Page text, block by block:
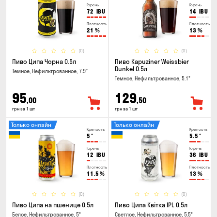
Горечь
72 IBU
Плотность
21 %
(0)
Пиво Ципа Чорна 0.5л
Темное, Нефильтрованное, 7.9°
95,00
грн за 1 шт
Горечь
14 IBU
Плотность
13 %
(0)
Пиво Kapuziner Weissbier
Dunkel 0.5л
Темное, Нефильтрованное, 5.1°
129,50
грн за 1 шт
Крепость
5 °
Горечь
12 IBU
Плотность
11.5 %
(0)
Только онлайн
Пиво Ципа на пшенице 0.5л
Белое, Нефильтрованное, 5°
Крепость
5.5 °
Горечь
36 IBU
Плотность
13 %
(0)
Только онлайн
Пиво Ципа Квітка IPL 0.5л
Светлое, Нефильтрованное, 5.5°